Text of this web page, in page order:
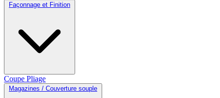
Façonnage et Finition
Coupe Pliage
Magazines / Couverture souple